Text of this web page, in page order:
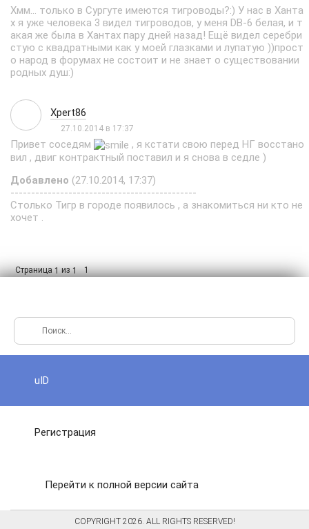
Хмм... только в Сургуте имеются тигроводы?:) У нас в Ханта
х я уже человека 3 видел тигроводов, у меня DB-6 белая, и т
акая же была в Хантах пару дней назад! Ещё видел серебри
стую с квадратными как у моей глазками и лупатую ))прост
о народ в форумах не состоит и не знает о существовании
родных душ:)
Xpert86
27.10.2014 в 17:37
Привет соседям
, я кстати свою перед НГ восстано
вил , двиг контрактный поставил и я снова в седле )
Добавлено (27.10.2014, 17:37)
---------------------------------------------
Столько Тигр в городе появилось , а знакомиться ни кто не
хочет .
Страница1из1 1
uID
Регистрация
Перейти к полной версии сайта
COPYRIGHT 2026. ALL RIGHTS RESERVED!